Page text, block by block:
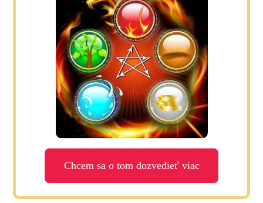
Chcem sa o tom dozvedieť viac